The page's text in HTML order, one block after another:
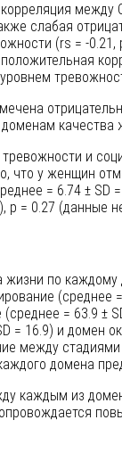
между
слабая
(rs = -0.21,
качества
и
что у женщин
= 6.74 ± SD
p = 0.27 (данные
жизни по
(среднее =
= 63.9 ±
= 16.9) и домен
между
домена
каждым из